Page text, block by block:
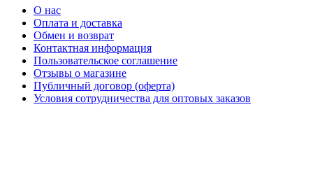
О нас
Оплата и доставка
Обмен и возврат
Контактная информация
Пользовательское соглашение
Отзывы о магазине
Публичный договор (оферта)
Условия сотрудничества для оптовых заказов